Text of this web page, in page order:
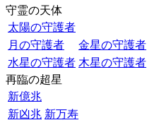
守霊の天体
太陽の守護者
月の守護者
金星の守護者
水星の守護者 木星の守護者
再臨の超星
新億兆
新凶兆 新万寿